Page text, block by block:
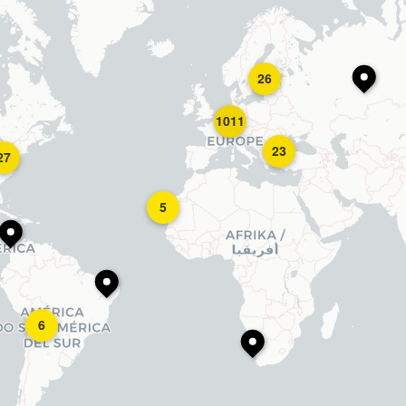
6
26
5
23
1011